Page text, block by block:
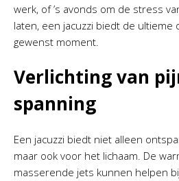
werk, of ’s avonds om de stress
laten, een jacuzzi biedt de ultieme
gewenst moment.
Verlichting van
spanning
Een jacuzzi biedt niet alleen
maar ook voor het lichaam. De
masserende jets kunnen helpen